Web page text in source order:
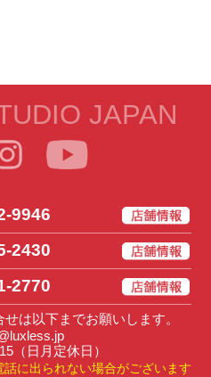
JAPAN
9946
2430
2770
は以下までお願いします。
（日月定休日）
に出られない場合がございます